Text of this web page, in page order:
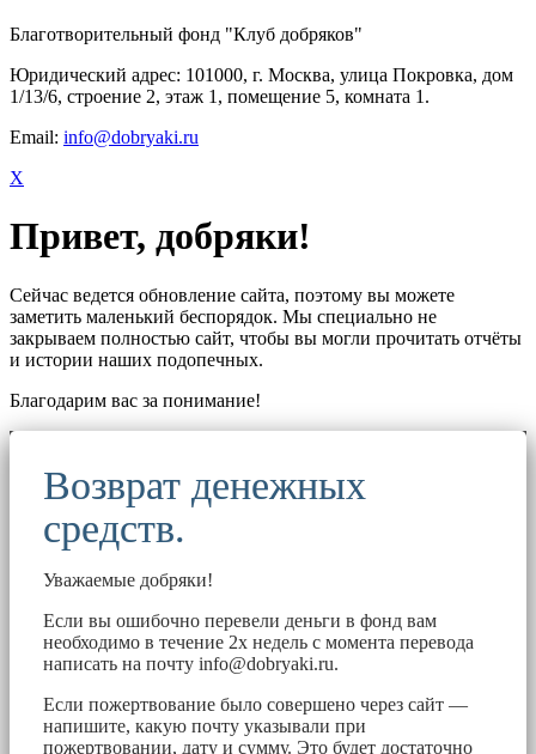
Благотворительный фонд "Клуб добряков"
Юридический адрес: 101000, г. Москва, улица Покровка, дом
1/13/6, строение 2, этаж 1, помещение 5, комната 1.
Email: info@dobryaki.ru
X
Привет, добряки!
Сейчас ведется обновление сайта, поэтому вы можете
заметить маленький беспорядок. Мы специально не
закрываем полностью сайт, чтобы вы могли прочитать отчёты
и истории наших подопечных.
Благодарим вас за понимание!
Возврат денежных
средств.
Уважаемые добряки!
Если вы ошибочно перевели деньги в фонд вам
необходимо в течение 2х недель с момента перевода
написать на почту info@dobryaki.ru.
Если пожертвование было совершено через сайт —
напишите, какую почту указывали при
пожертвовании, дату и сумму. Это будет достаточно